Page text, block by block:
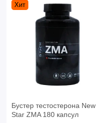
Хит
Бустер тестостерона New
Star ZMA 180 капсул